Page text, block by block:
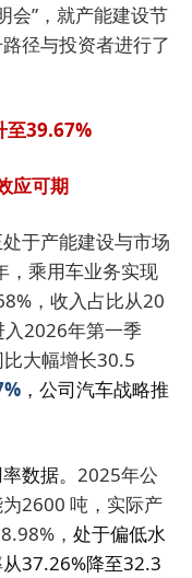
会”，就产能建设节
径与投资者进行了
至39.67%
应可期
于产能建设与市场
，乘用车业务实现
，收入占比从20
2026年第一季
大幅增长30.5
，公司汽车战略推
数据。 2025年公
2600 吨，实际产
， 处于偏低水
37.26%降至32.3